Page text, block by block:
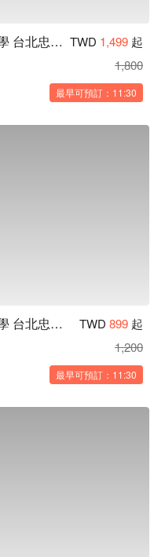
有感 Lounge 美甲美睫專業美學 台北忠孝店 TWD 1,499 起
1,800
最早可預訂：11:30
有感 Lounge 美甲美睫專業美學 台北忠孝店 TWD 899 起
1,200
最早可預訂：11:30